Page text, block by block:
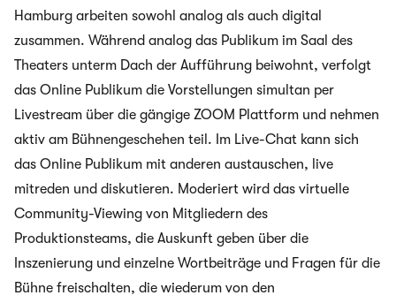
Hamburg arbeiten sowohl analog als auch digital
zusammen. Während analog das Publikum im Saal des
Theaters unterm Dach der Aufführung beiwohnt, verfolgt
das Online Publikum die Vorstellungen simultan per
Livestream über die gängige ZOOM Plattform und nehmen
aktiv am Bühnengeschehen teil. Im Live-Chat kann sich
das Online Publikum mit anderen austauschen, live
mitreden und diskutieren. Moderiert wird das virtuelle
Community-Viewing von Mitgliedern des
Produktionsteams, die Auskunft geben über die
Inszenierung und einzelne Wortbeiträge und Fragen für die
Bühne freischalten, die wiederum von den